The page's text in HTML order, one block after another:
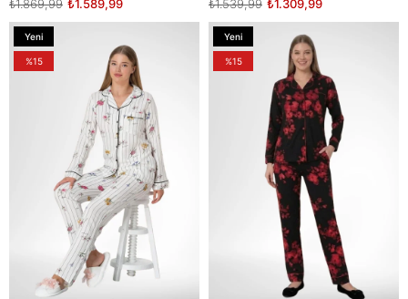
₺1.589,99
₺1.869,99 ₺1.309,99
₺1.539,99
Yeni
Ürün
%15
Yeni
Ürün
%15